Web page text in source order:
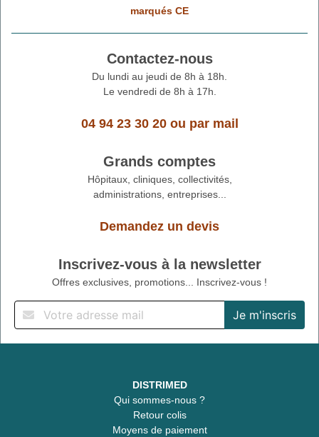
marqués CE
Contactez-nous
Du lundi au jeudi de 8h à 18h.
Le vendredi de 8h à 17h.
04 94 23 30 20ou par mail
Grands comptes
Hôpitaux, cliniques, collectivités,
administrations, entreprises...
Demandez un devis
Inscrivez-vous à la newsletter
Offres exclusives, promotions... Inscrivez-vous !
DISTRIMED
Qui sommes-nous ?
Retour colis
Moyens de paiement